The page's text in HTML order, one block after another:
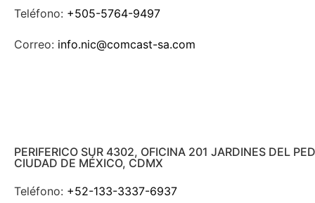
Teléfono: +505-5764-9497
Correo: info.nic@comcast-sa.com
PERIFERICO SUR 4302, OFICINA 201 JARDINES DEL
CIUDAD DE MÉXICO, CDMX
Teléfono: +52-133-3337-6937